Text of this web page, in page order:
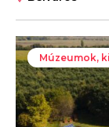
Múzeumok,